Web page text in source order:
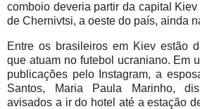
comboio deveria partir da capital
de Chernivtsi, a oeste do país, ainda
Entre os brasileiros em Kiev estão
que atuam no futebol ucraniano. Em
publicações pelo Instagram, a
Santos, Maria Paula Marinho,
avisados a ir do hotel até a estação